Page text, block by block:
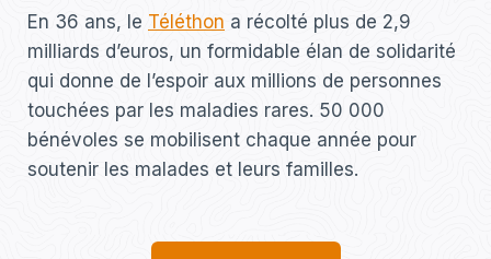
En 36 ans, le Téléthon a récolté plus de 2,9
milliards d’euros, un formidable élan de solidarité
qui donne de l’espoir aux millions de personnes
touchées par les maladies rares. 50 000
bénévoles se mobilisent chaque année pour
soutenir les malades et leurs familles.